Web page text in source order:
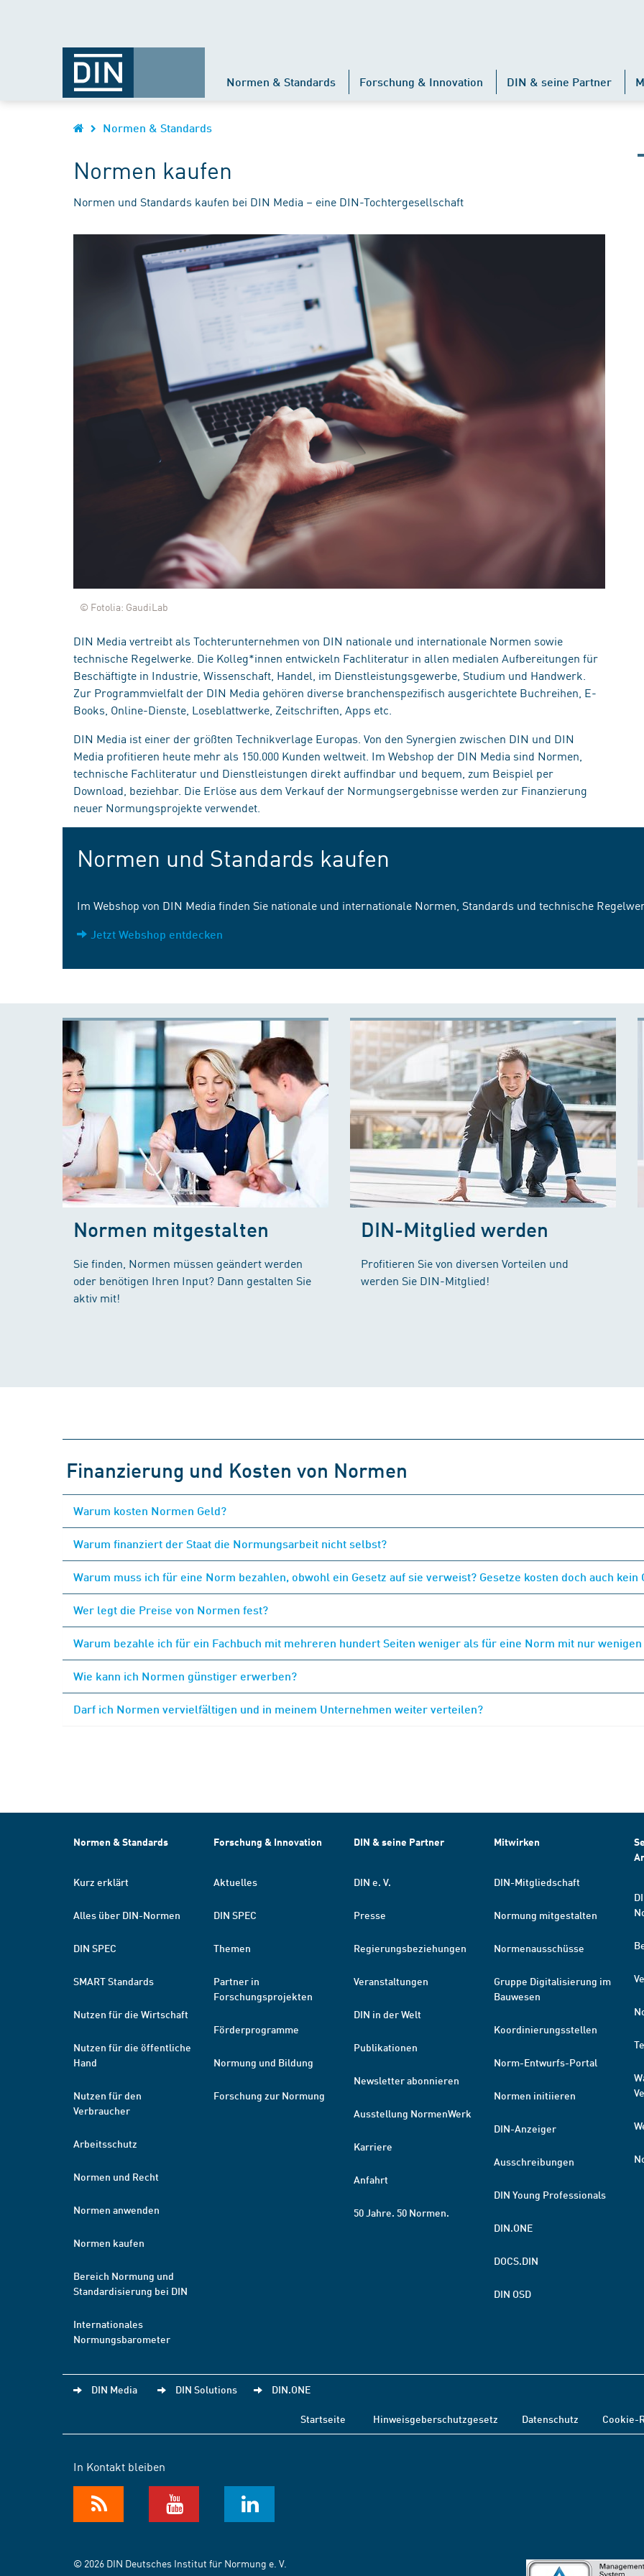
Normen & Standards Forschung & Innovation DIN & seine Partner
Normen & Standards
Normen kaufen
Normen und Standards kaufen bei DIN Media – eine DIN-Tochtergesellschaft
© Fotolia: GaudiLab
DIN Media vertreibt als Tochterunternehmen von DIN nationale und internationale Normen sowie
technische Regelwerke. Die Kolleg*innen entwickeln Fachliteratur in allen medialen Aufbereitungen für
Beschäftigte in Industrie, Wissenschaft, Handel, im Dienstleistungsgewerbe, Studium und Handwerk.
Zur Programmvielfalt der DIN Media gehören diverse branchenspezifisch ausgerichtete Buchreihen, E-
Books, Online-Dienste, Loseblattwerke, Zeitschriften, Apps etc.
DIN Media ist einer der größten Technikverlage Europas. Von den Synergien zwischen DIN und DIN
Media profitieren heute mehr als 150.000 Kunden weltweit. Im Webshop der DIN Media sind Normen,
technische Fachliteratur und Dienstleistungen direkt auffindbar und bequem, zum Beispiel per
Download, beziehbar. Die Erlöse aus dem Verkauf der Normungsergebnisse werden zur Finanzierung
neuer Normungsprojekte verwendet.
Normen und Standards kaufen
Im Webshop von DIN Media finden Sie nationale und internationale Normen, Standards und technische
Jetzt Webshop entdecken
Normen mitgestalten
Sie finden, Normen müssen geändert werden
oder benötigen Ihren Input? Dann gestalten Sie
aktiv mit!
DIN-Mitglied werden
Profitieren Sie von diversen Vorteilen und
werden Sie DIN-Mitglied!
Finanzierung und Kosten von Normen
Warum kosten Normen Geld?
Warum finanziert der Staat die Normungsarbeit nicht selbst?
Warum muss ich für eine Norm bezahlen, obwohl ein Gesetz auf sie verweist? Gesetze kosten doch auch kein
Wer legt die Preise von Normen fest?
Warum bezahle ich für ein Fachbuch mit mehreren hundert Seiten weniger als für eine Norm mit nur wenigen
Wie kann ich Normen günstiger erwerben?
Darf ich Normen vervielfältigen und in meinem Unternehmen weiter verteilen?
Normen & Standards
Kurz erklärt
Alles über DIN-Normen
DIN SPEC
SMART Standards
Nutzen für die Wirtschaft
Nutzen für die öffentliche
Hand
Nutzen für den
Verbraucher
Arbeitsschutz
Normen und Recht
Normen anwenden
Normen kaufen
Bereich Normung und
Standardisierung bei DIN
Internationales
Normungsbarometer
Forschung & Innovation
Aktuelles
DIN SPEC
Themen
Partner in
Forschungsprojekten
Förderprogramme
Normung und Bildung
Forschung zur Normung
DIN & seine Partner
DIN e. V.
Presse
Regierungsbeziehungen
Veranstaltungen
DIN in der Welt
Publikationen
Newsletter abonnieren
Ausstellung NormenWerk
Karriere
Anfahrt
50 Jahre. 50 Normen.
Mitwirken
DIN-Mitgliedschaft
Normung mitgestalten
Normenausschüsse
Gruppe Digitalisierung im
Bauwesen
Koordinierungsstellen
Norm-Entwurfs-Portal
Normen initiieren
DIN-Anzeiger
Ausschreibungen
DIN Young Professionals
DIN.ONE
DOCS.DIN
DIN OSD
DIN Media DIN Solutions DIN.ONE
Startseite Hinweisgeberschutzgesetz Datenschutz Cookie-
In Kontakt bleiben
© 2026 DIN Deutsches Institut für Normung e. V.